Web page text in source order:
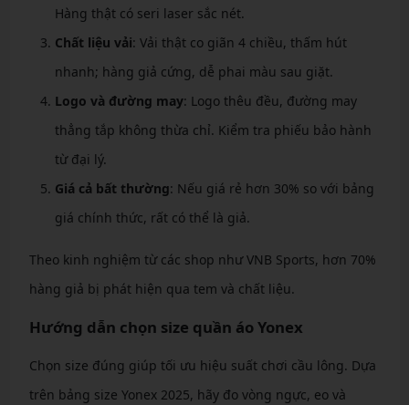
Hàng thật có seri laser sắc nét.
Chất liệu vải: Vải thật co giãn 4 chiều, thấm hút
nhanh; hàng giả cứng, dễ phai màu sau giặt.
Logo và đường may: Logo thêu đều, đường may
thẳng tắp không thừa chỉ. Kiểm tra phiếu bảo hành
từ đại lý.
Giá cả bất thường: Nếu giá rẻ hơn 30% so với bảng
giá chính thức, rất có thể là giả.
Theo kinh nghiệm từ các shop như VNB Sports, hơn 70%
hàng giả bị phát hiện qua tem và chất liệu.
Hướng dẫn chọn size quần áo Yonex
Chọn size đúng giúp tối ưu hiệu suất chơi cầu lông. Dựa
trên bảng size Yonex 2025, hãy đo vòng ngực, eo và